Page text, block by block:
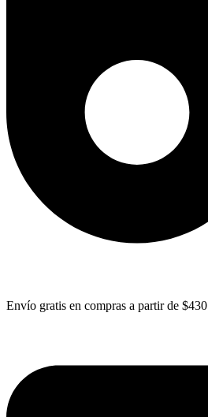
Envío gratis en compras a partir de $430